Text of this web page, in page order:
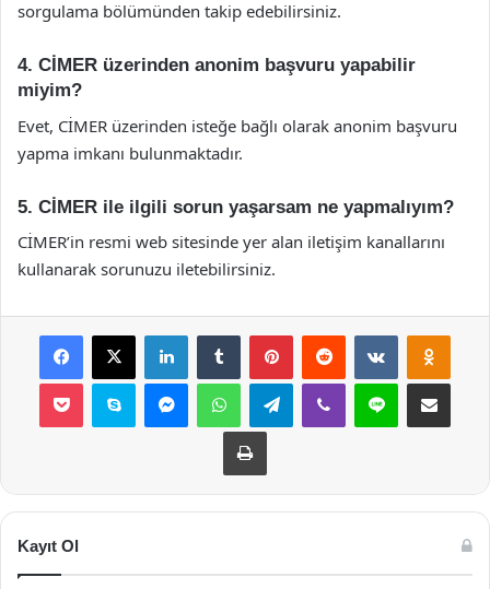
sorgulama bölümünden takip edebilirsiniz.
4. CİMER üzerinden anonim başvuru yapabilir
miyim?
Evet, CİMER üzerinden isteğe bağlı olarak anonim başvuru
yapma imkanı bulunmaktadır.
5. CİMER ile ilgili sorun yaşarsam ne yapmalıyım?
CİMER’in resmi web sitesinde yer alan iletişim kanallarını
kullanarak sorunuzu iletebilirsiniz.
Facebook
X LinkedInTumblr PinterestReddit VKontakte
Pocket Skype MessengerWhatsAppTelegramViber Line E-Posta ile
Yazdır
Kayıt Ol